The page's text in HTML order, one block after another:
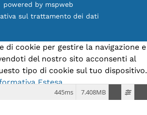
powered by mspweb
sul trattamento dei dati
di cookie per gestire la navigazione e
del nostro sito acconsenti al
tipo di cookie sul tuo dispositivo.
Estesa.
7.408MB
445ms